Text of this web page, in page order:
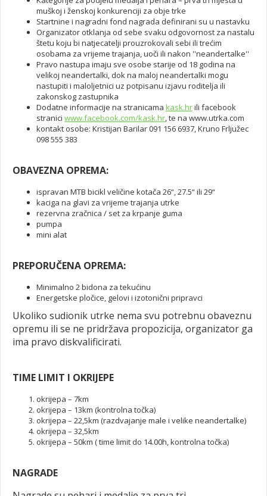
muškoj i ženskoj konkurenciji za obje trke
Startnine i nagradni fond nagrada definirani su u nastavku
Organizator otklanja od sebe svaku odgovornost za nastalu
štetu koju bi natjecatelji prouzrokovali sebi ili trećim
osobama za vrijeme trajanja, uoči ili nakon ''neandertalke''
Pravo nastupa imaju sve osobe starije od 18 godina na
velikoj neandertalki, dok na maloj neandertalki mogu
nastupiti i maloljetnici uz potpisanu izjavu roditelja ili
zakonskog zastupnika
Dodatne informacije na stranicama kask.hrili facebook
stranici www.facebook.com/kask.hr, te na www.utrka.com
kontakt osobe: Kristijan Barilar 091 156 6937, Kruno Frljužec
098 555 383
OBAVEZNA OPREMA:
ispravan MTB bicikl veličine kotača 26“, 27.5“ ili 29“
kaciga na glavi za vrijeme trajanja utrke
rezervna zračnica / set za krpanje guma
pumpa
mini alat
PREPORUČENA OPREMA:
Minimalno 2 bidona za tekućinu
Energetske pločice, gelovi i izotonični pripravci
Ukoliko sudionik utrke nema svu potrebnu obaveznu
opremu ili se ne pridržava propozicija, organizator ga
ima pravo diskvalificirati.
TIME LIMIT I OKRIJEPE
okrijepa – 7km
okrijepa – 13km (kontrolna točka)
okrijepa – 22,5km (razdvajanje male i velike neandertalke)
okrijepa – 32,5km
okrijepa – 50km ( time limit do 14.00h, kontrolna točka)
NAGRADE